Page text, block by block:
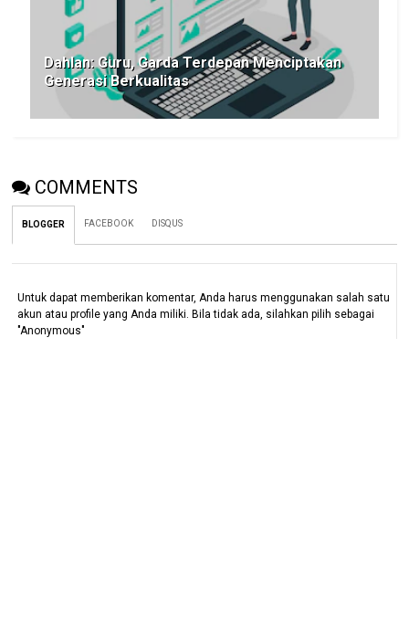
Dahlan: Guru, Garda Terdepan Menciptakan
Generasi Berkualitas
COMMENTS
BLOGGER FACEBOOK DISQUS
Untuk dapat memberikan komentar, Anda harus menggunakan salah satu
akun atau profile yang Anda miliki. Bila tidak ada, silahkan pilih sebagai
"Anonymous"